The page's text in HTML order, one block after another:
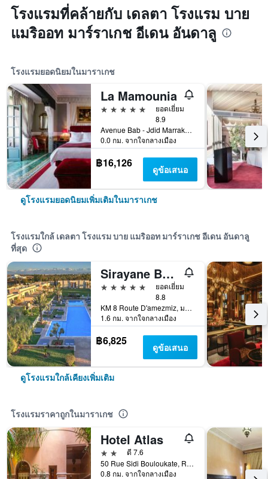
โรงแรมที่คล้ายกับ เดลตา โรงแรม บาย
แมริออท มาร์ราเกช อีเดน อันดาลู
โรงแรมยอดนิยมในมาราเกช
La Mamounia
5 ดาว
ยอดเยี่ยม
8.9
Avenue Bab - Jdid Marrakech 40 040 MA, มาราเกช, โมร็อกโก
0.0 กม. จากใจกลางเมือง
฿16,126 ดูข้อเสนอ
ดูโรงแรมยอดนิยมเพิ่มเติมในมาราเกช
โรงแรมใกล้ เดลตา โรงแรม บาย แมริออท มาร์ราเกช อีเดน อันดาลู
ที่สุด
Sirayane Boutique Hotel and Spa
5 ดาว
ยอดเยี่ยม
8.8
KM 8 Route D'amezmiz, มาราเกช, โมร็อกโก
1.6 กม. จากใจกลางเมือง
฿6,825 ดูข้อเสนอ
ดูโรงแรมใกล้เคียงเพิ่มเติม
โรงแรมราคาถูกในมาราเกช
Hotel Atlas
2 ดาว
ดี 7.6
50 Rue Sidi Bouloukate, Riad Zitoun Lakdim, มาราเกช, โมร็อกโก
0.8 กม. จากใจกลางเมือง